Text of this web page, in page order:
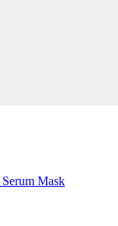
Mask